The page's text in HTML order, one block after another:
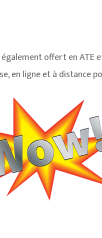
offert en ATE
en ligne et à